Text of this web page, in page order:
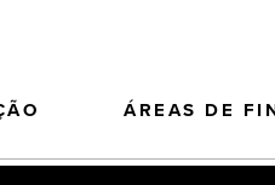
ÁREAS DE